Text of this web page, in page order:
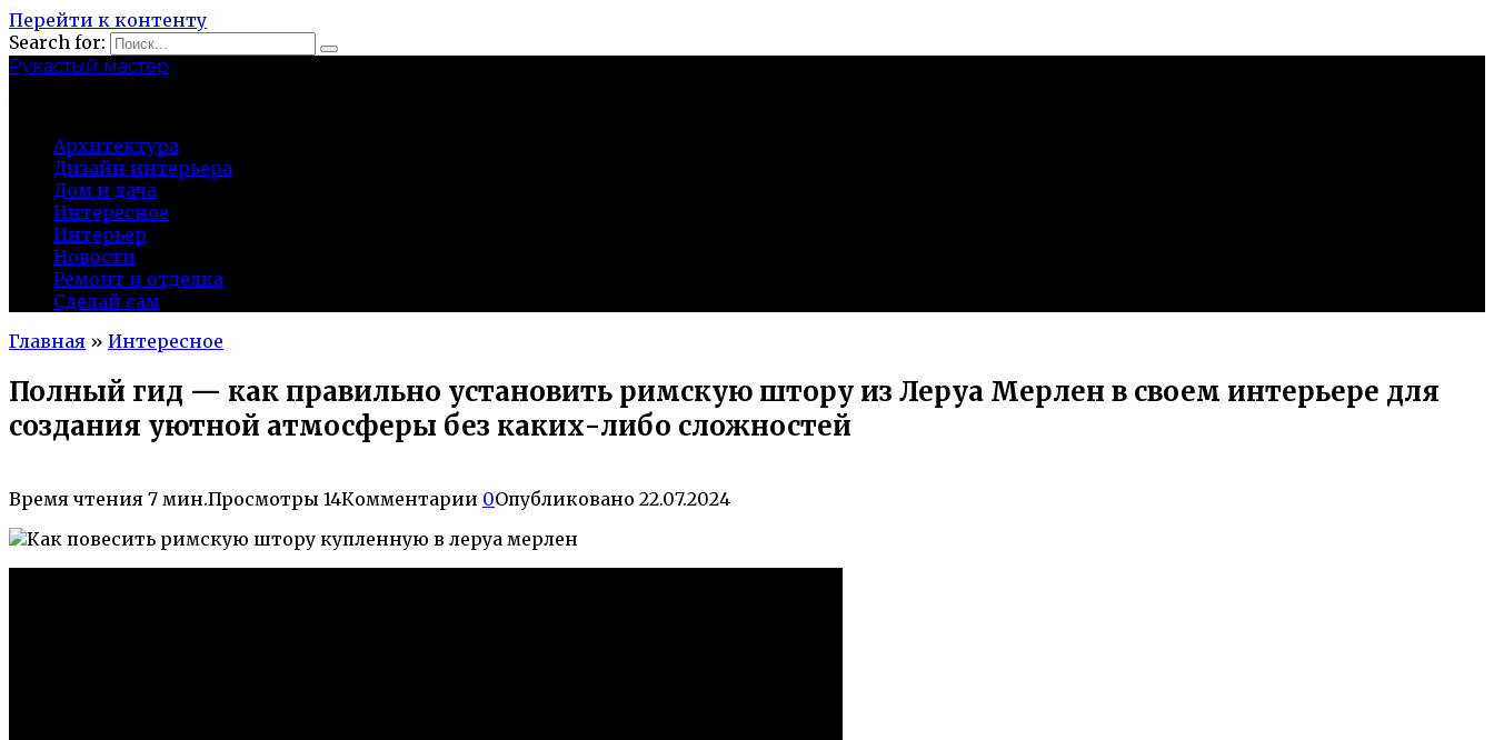
Перейти к контенту
Search for:
Рукастый мастер
Архитектура
Дизайн интерьера
Дом и дача
Интересное
Интерьер
Новости
Ремонт и отделка
Сделай сам
Главная » Интересное
Полный гид — как правильно установить римскую штору из Леруа Мерлен в своем интерьере для
создания уютной атмосферы без каких-либо сложностей
Время чтения 7 мин.Просмотры 14Комментарии 0Опубликовано 22.07.2024